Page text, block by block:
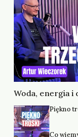
Woda, energia i
Piękno
Co